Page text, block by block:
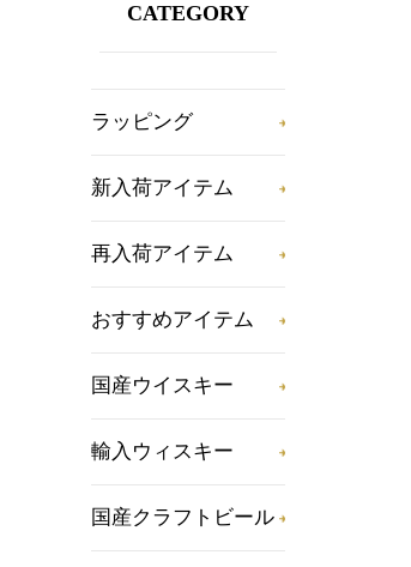
CATEGORY
ラッピング
新入荷アイテム
再入荷アイテム
おすすめアイテム
国産ウイスキー
輸入ウィスキー
国産クラフトビール